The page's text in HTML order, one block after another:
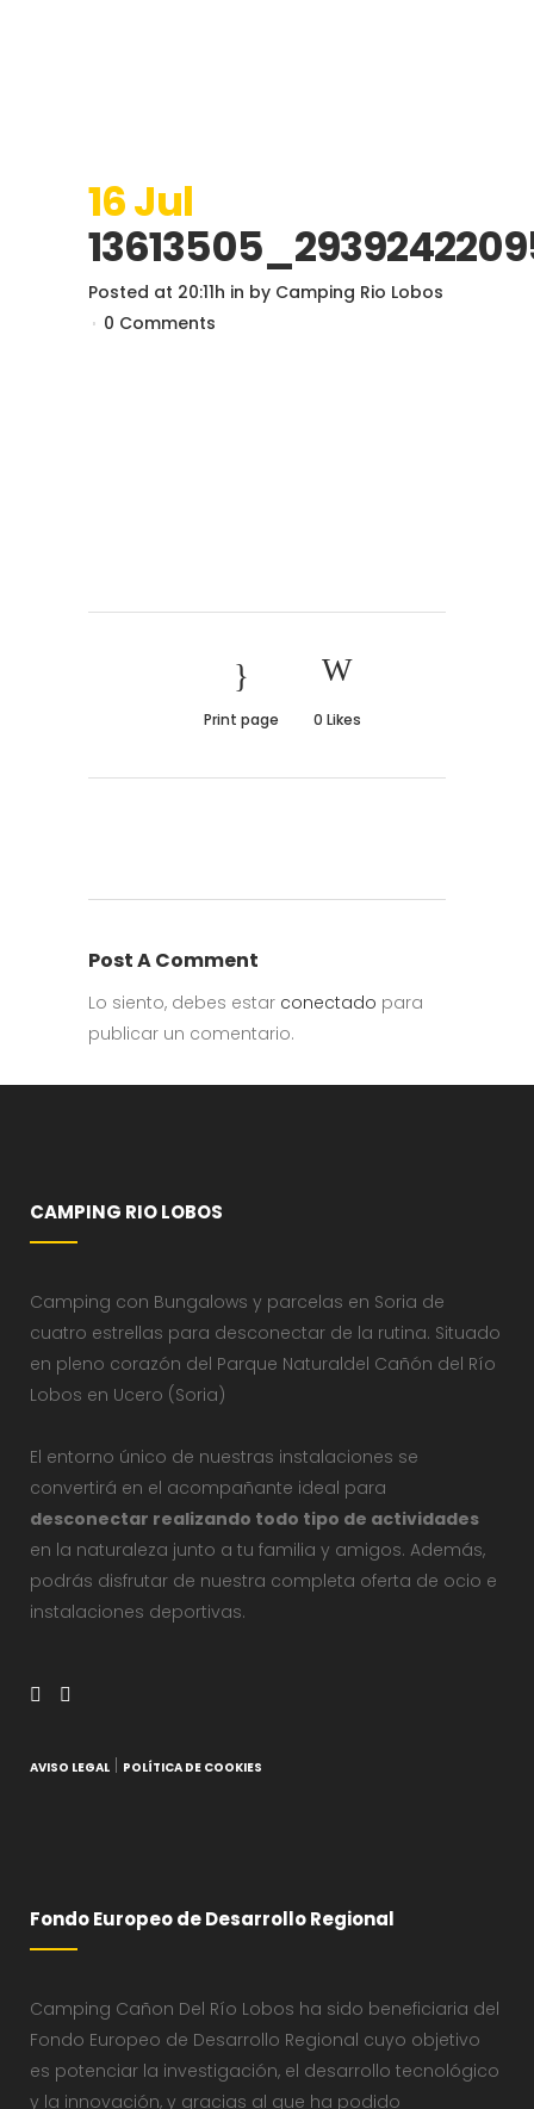
16 Jul
Posted at 20:11h in by Camping Rio Lobos
0 Comments
Print page 0 Likes
Post A Comment
Lo siento, debes estar conectado para
publicar un comentario.
CAMPING RIO LOBOS
Camping con Bungalows y parcelas en Soria de
cuatro estrellas para desconectar de la rutina. Situado
en pleno corazón del Parque Naturaldel Cañón del Río
Lobos en Ucero (Soria)
El entorno único de nuestras instalaciones se
convertirá en el acompañante ideal para
desconectar realizando todo tipo de actividades
en la naturaleza junto a tu familia y amigos. Además,
podrás disfrutar de nuestra completa oferta de ocio e
instalaciones deportivas.
AVISO LEGAL POLÍTICA DE COOKIES
Fondo Europeo de Desarrollo Regional
Camping Cañon Del Río Lobos ha sido beneficiaria del
Fondo Europeo de Desarrollo Regional cuyo objetivo
es potenciar la investigación, el desarrollo tecnológico
y la innovación, y gracias al que ha podido